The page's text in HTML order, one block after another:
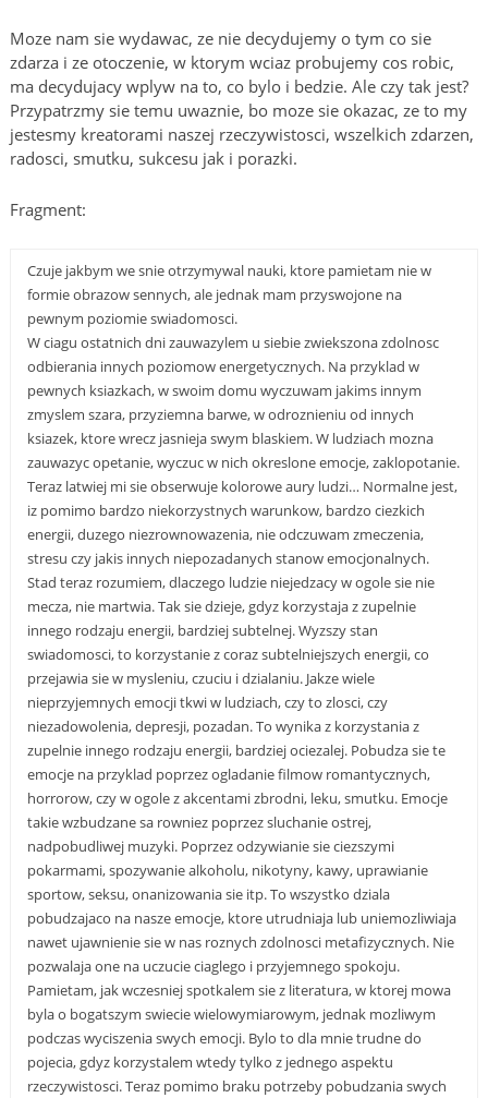
Moze nam sie wydawac, ze nie decydujemy o tym co sie
zdarza i ze otoczenie, w ktorym wciaz probujemy cos robic,
ma decydujacy wplyw na to, co bylo i bedzie. Ale czy tak jest?
Przypatrzmy sie temu uwaznie, bo moze sie okazac, ze to my
jestesmy kreatorami naszej rzeczywistosci, wszelkich zdarzen,
radosci, smutku, sukcesu jak i porazki.
Fragment:
Czuje jakbym we snie otrzymywal nauki, ktore pamietam nie w
formie obrazow sennych, ale jednak mam przyswojone na
pewnym poziomie swiadomosci.
W ciagu ostatnich dni zauwazylem u siebie zwiekszona zdolnosc
odbierania innych poziomow energetycznych. Na przyklad w
pewnych ksiazkach, w swoim domu wyczuwam jakims innym
zmyslem szara, przyziemna barwe, w odroznieniu od innych
ksiazek, ktore wrecz jasnieja swym blaskiem. W ludziach mozna
zauwazyc opetanie, wyczuc w nich okreslone emocje, zaklopotanie.
Teraz latwiej mi sie obserwuje kolorowe aury ludzi… Normalne jest,
iz pomimo bardzo niekorzystnych warunkow, bardzo ciezkich
energii, duzego niezrownowazenia, nie odczuwam zmeczenia,
stresu czy jakis innych niepozadanych stanow emocjonalnych.
Stad teraz rozumiem, dlaczego ludzie niejedzacy w ogole sie nie
mecza, nie martwia. Tak sie dzieje, gdyz korzystaja z zupelnie
innego rodzaju energii, bardziej subtelnej. Wyzszy stan
swiadomosci, to korzystanie z coraz subtelniejszych energii, co
przejawia sie w mysleniu, czuciu i dzialaniu. Jakze wiele
nieprzyjemnych emocji tkwi w ludziach, czy to zlosci, czy
niezadowolenia, depresji, pozadan. To wynika z korzystania z
zupelnie innego rodzaju energii, bardziej ociezalej. Pobudza sie te
emocje na przyklad poprzez ogladanie filmow romantycznych,
horrorow, czy w ogole z akcentami zbrodni, leku, smutku. Emocje
takie wzbudzane sa rowniez poprzez sluchanie ostrej,
nadpobudliwej muzyki. Poprzez odzywianie sie ciezszymi
pokarmami, spozywanie alkoholu, nikotyny, kawy, uprawianie
sportow, seksu, onanizowania sie itp. To wszystko dziala
pobudzajaco na nasze emocje, ktore utrudniaja lub uniemozliwiaja
nawet ujawnienie sie w nas roznych zdolnosci metafizycznych. Nie
pozwalaja one na uczucie ciaglego i przyjemnego spokoju.
Pamietam, jak wczesniej spotkalem sie z literatura, w ktorej mowa
byla o bogatszym swiecie wielowymiarowym, jednak mozliwym
podczas wyciszenia swych emocji. Bylo to dla mnie trudne do
pojecia, gdyz korzystalem wtedy tylko z jednego aspektu
rzeczywistosci. Teraz pomimo braku potrzeby pobudzania swych